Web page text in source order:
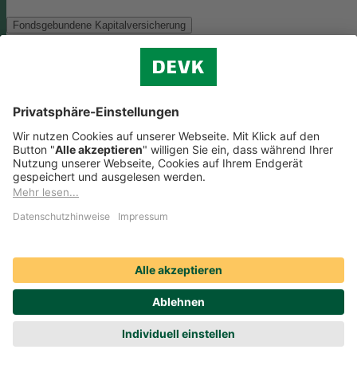
Fondsgebundene Kapitalversicherung
Als Anlagemöglichkeit mit ökologischen und/oder sozialen
Zu der oben genannten Anlagemöglichkeit finden Sie hier die
nachhaltigkeitsbezogenen Offenlegungen:
Regelmäßige Informationen zum Monega FairInvest Aktien
R aufrufen
Weitere Rentenversicherungen (nicht fondsgebunden)
ökologische und/oder soziale Merkmale berücksichtigt.Zu der oben
genannten Anlagemöglichkeit finden Sie hier die
nachhaltigkeitsbezogenen Offenlegungen:
Regelmäßige Informationen zum Sicherungsvermögen
(DEVK Lebensversicherungsverein a.G.) herunterladen (PDF,
205 KB)